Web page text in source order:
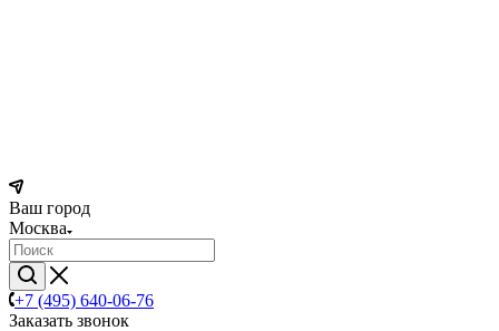
Ваш город
Москва
+7 (495) 640-06-76
Заказать звонок